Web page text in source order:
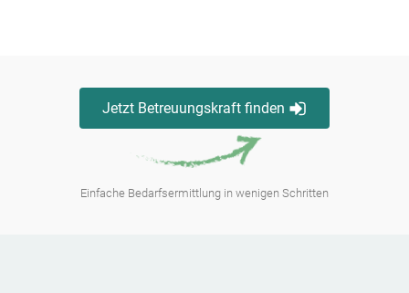
Jetzt Betreuungskraft finden
Einfache Bedarfsermittlung in wenigen Schritten